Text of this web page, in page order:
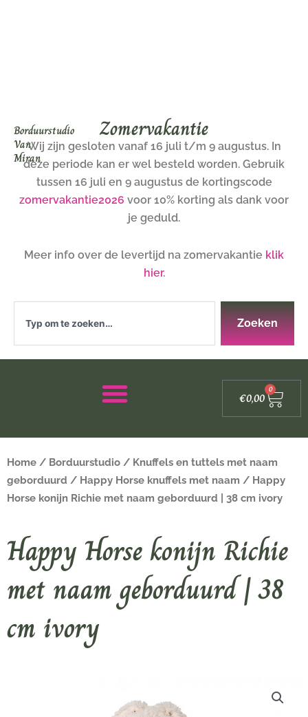
Borduurstudio
Van
Miran
Zomervakantie
Wij zijn gesloten vanaf 16 juli t/m 9 augustus. In
deze periode kan er wel besteld worden. Gebruik
tussen 16 juli en 9 augustus de kortingscode
zomervakantie2026 voor 10% korting als dank voor
je geduld.
Meer info over de levertijd na zomervakantie klik
hier.
Zoeken
€0,00
0
Home / Borduurstudio / Knuffels en tuttels met naam
geborduurd / Happy Horse knuffels met naam / Happy
Horse konijn Richie met naam geborduurd | 38 cm ivory
Happy Horse konijn Richie
met naam geborduurd | 38
cm ivory